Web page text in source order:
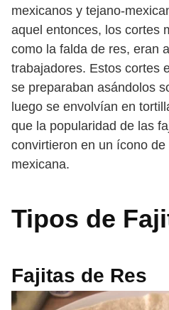
mexicanos y tejano-
aquel entonces, los cortes
como la falda de res, eran
trabajadores. Estos cortes
se preparaban asándolos
luego se envolvían en
que la popularidad de las
convirtieron en un ícono
mexicana.
Tipos de
Fajitas de Res